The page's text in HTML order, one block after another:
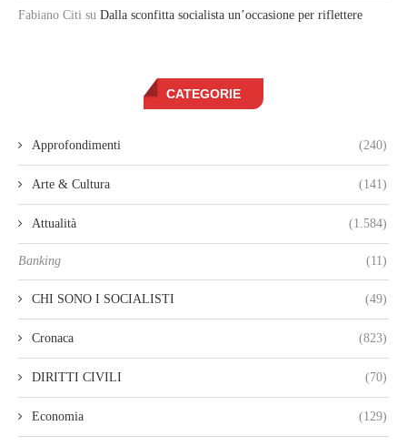
Fabiano Citi su Dalla sconfitta socialista un’occasione per riflettere
CATEGORIE
Approfondimenti (240)
Arte & Cultura (141)
Attualità (1.584)
Banking (11)
CHI SONO I SOCIALISTI (49)
Cronaca (823)
DIRITTI CIVILI (70)
Economia (129)